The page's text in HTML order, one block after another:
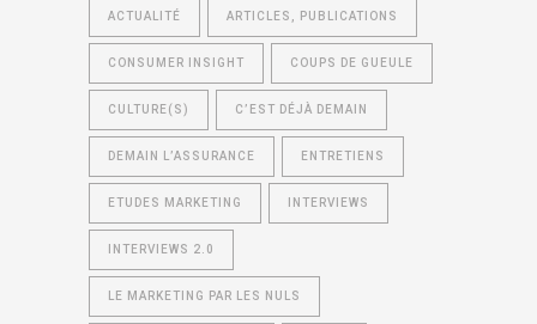
ACTUALITÉ ARTICLES, PUBLICATIONS
CONSUMER INSIGHT COUPS DE GUEULE
CULTURE(S) C’EST DÉJÀ DEMAIN
DEMAIN L’ASSURANCE ENTRETIENS
ETUDES MARKETING INTERVIEWS
INTERVIEWS 2.0
LE MARKETING PAR LES NULS